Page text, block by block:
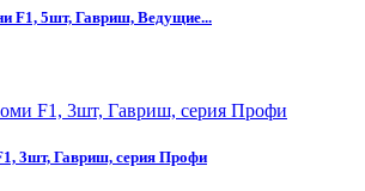
F1, 5шт, Гавриш, Ведущие...
3шт, Гавриш, серия Профи